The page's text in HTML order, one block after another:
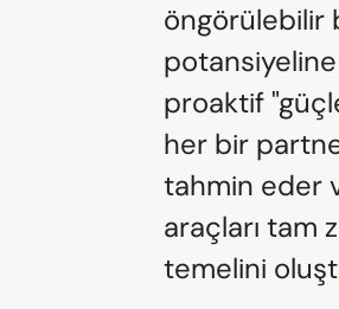
öngörülebilir
proaktif
her bir
tahmin eder
araçları tam
temelini